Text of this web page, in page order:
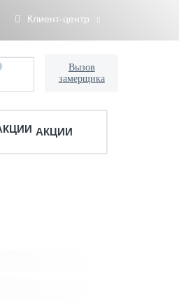
Клиент-центр
Вызов
замерщика
АКЦИИ